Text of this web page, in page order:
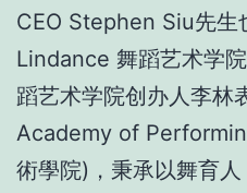
CEO Stephen Siu先生
Lindance 舞蹈艺术学
蹈艺术学院创办人李林
Academy of
術學院)，秉承以舞育